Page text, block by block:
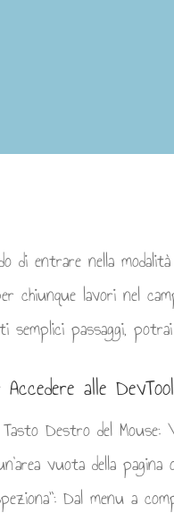
di entrare nella
chiunque lavori nel
semplici passaggi,
alle
Destro del
vuota della
Dal menu a